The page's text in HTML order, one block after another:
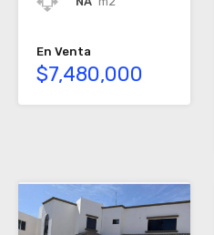
En Venta
$7,480,000